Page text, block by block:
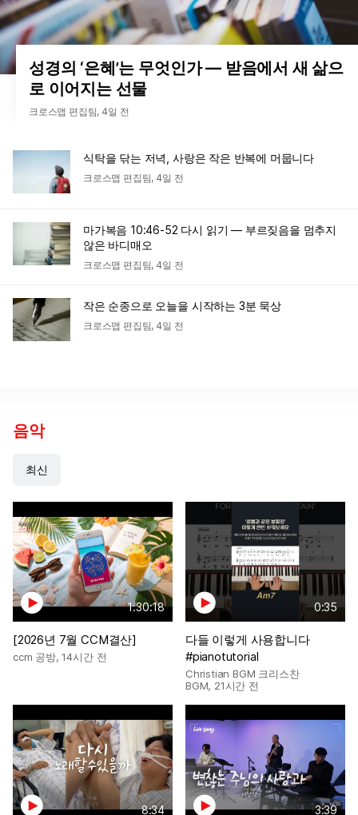
성경의 ‘은혜’는 무엇인가 — 받음에서 새 삶으
로 이어지는 선물
크로스맵 편집팀, 4일 전
식탁을 닦는 저녁, 사랑은 작은 반복에 머뭅니다
크로스맵 편집팀, 4일 전
마가복음 10:46-52 다시 읽기 — 부르짖음을 멈추지
않은 바디매오
크로스맵 편집팀, 4일 전
작은 순종으로 오늘을 시작하는 3분 묵상
크로스맵 편집팀, 4일 전
음악
최신
1:30:18
[2026년 7월 CCM결산]
ccm 공방,14시간 전
0:35
다들 이렇게 사용합니다
#pianotutorial
Christian BGM 크리스찬
BGM, 21시간 전
8:34 3:39